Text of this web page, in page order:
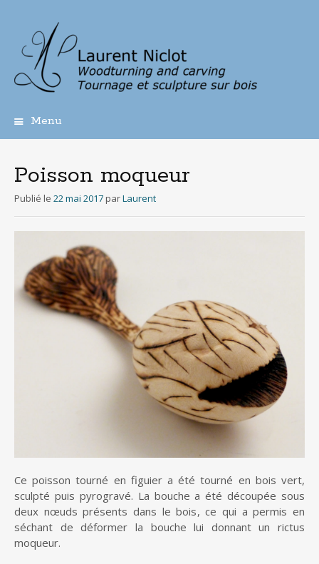
Menu
principal
Poisson moqueur
Publié le 22 mai 2017 parLaurent
Ce poisson tourné en figuier a été tourné en bois vert,
sculpté puis pyrogravé. La bouche a été découpée sous
deux nœuds présents dans le bois, ce qui a permis en
séchant de déformer la bouche lui donnant un rictus
moqueur.